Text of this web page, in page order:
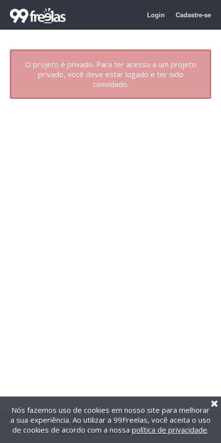
Login Cadastre-se
O projeto é privado. Para ter acesso a um projeto
privado, você deve estar logado e ter sido
convidado.
@2014-2026 99Freelas. Todos os direitos reservados.
Termos de uso| Política de privacidade
Nós fazemos uso de cookies em nosso site para melhorar
a sua experiência. Ao utilizar a 99Freelas, você aceita o uso
de cookies de acordo com a nossa política de privacidade.